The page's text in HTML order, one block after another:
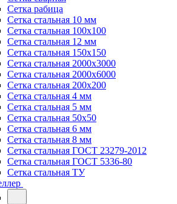
Сетка рабица
Сетка стальная 10 мм
Сетка стальная 100х100
Сетка стальная 12 мм
Сетка стальная 150х150
Сетка стальная 2000х3000
Сетка стальная 2000х6000
Сетка стальная 200х200
Сетка стальная 4 мм
Сетка стальная 5 мм
Сетка стальная 50х50
Сетка стальная 6 мм
Сетка стальная 8 мм
Сетка стальная ГОСТ 23279-2012
Сетка стальная ГОСТ 5336-80
Сетка стальная ТУ